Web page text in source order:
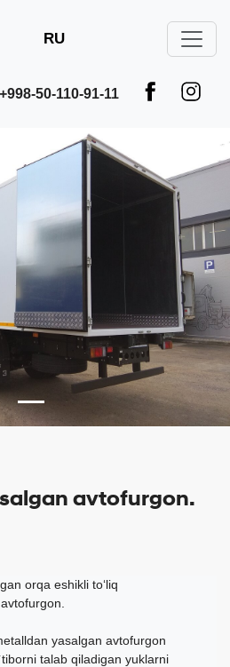
RU
+998-50-110-91-11
avtofurgon.
orqa eshikli to‘liq
yasalgan avtofurgon
talab qiladigan yuklarni